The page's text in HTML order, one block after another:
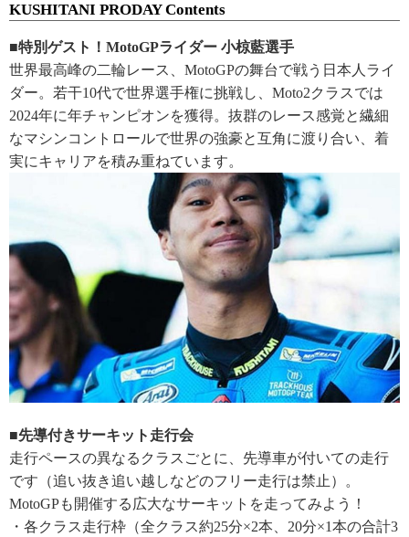
KUSHITANI PRODAY Contents
■特別ゲスト！MotoGPライダー 小椋藍選手
世界最高峰の二輪レース、MotoGPの舞台で戦う日本人ライ
ダー。若干10代で世界選手権に挑戦し、Moto2クラスでは
2024年に年チャンピオンを獲得。抜群のレース感覚と繊細
なマシンコントロールで世界の強豪と互角に渡り合い、着
実にキャリアを積み重ねています。
■先導付きサーキット走行会
走行ペースの異なるクラスごとに、先導車が付いての走行
です（追い抜き追い越しなどのフリー走行は禁止）。
MotoGPも開催する広大なサーキットを走ってみよう！
・各クラス走行枠（全クラス約25分×2本、20分×1本の合計3